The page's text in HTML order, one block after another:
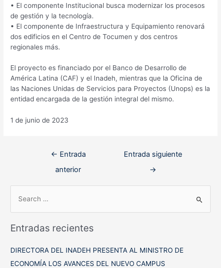
• El componente Institucional busca modernizar los procesos
de gestión y la tecnología.
• El componente de Infraestructura y Equipamiento renovará
dos edificios en el Centro de Tocumen y dos centros
regionales más.
El proyecto es financiado por el Banco de Desarrollo de
América Latina (CAF) y el Inadeh, mientras que la Oficina de
las Naciones Unidas de Servicios para Proyectos (Unops) es la
entidad encargada de la gestión integral del mismo.
1 de junio de 2023
Navegación
← Entrada
anterior
Entrada siguiente
→
c
Entradas recientes
DIRECTORA DEL INADEH PRESENTA AL MINISTRO DE
ECONOMÍA LOS AVANCES DEL NUEVO CAMPUS